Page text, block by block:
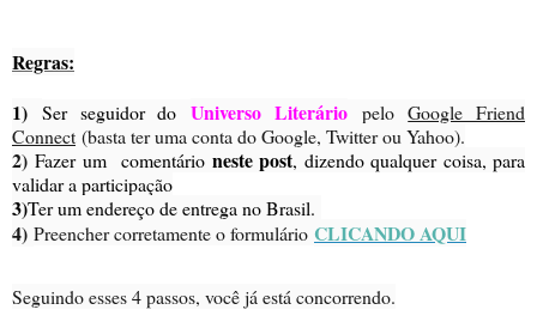
Regras:
1) Ser seguidor do Universo LiteráriopeloGoogle Friend
Connect (basta ter uma conta do Google, Twitter ou Yahoo).
2) Fazer um comentárioneste post, dizendo qualquer coisa, para
validar a participação
3)Ter um endereço de entrega no Brasil.
4) Preencher corretamente o formulário CLICANDO AQUI
Seguindo esses 4 passos, você já está concorrendo.